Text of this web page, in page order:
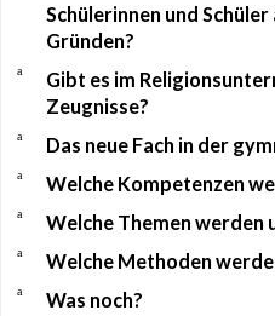
Schülerinnen und
Gründen?
a
Gibt es im
Zeugnisse?
a Das neue Fach in der
a Welche Kompetenzen
a Welche Themen werden
a Welche Methoden
a Was noch?